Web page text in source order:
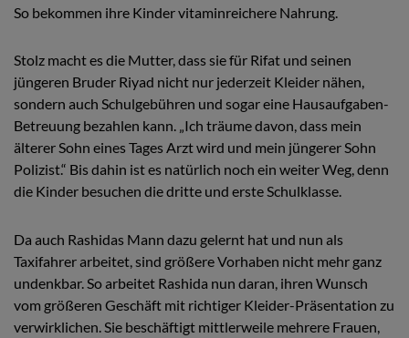
So bekommen ihre Kinder vitaminreichere Nahrung.
Stolz macht es die Mutter, dass sie für Rifat und seinen
jüngeren Bruder Riyad nicht nur jederzeit Kleider nähen,
sondern auch Schulgebühren und sogar eine Hausaufgaben-
Betreuung bezahlen kann. „Ich träume davon, dass mein
älterer Sohn eines Tages Arzt wird und mein jüngerer Sohn
Polizist.“ Bis dahin ist es natürlich noch ein weiter Weg, denn
die Kinder besuchen die dritte und erste Schulklasse.
Da auch Rashidas Mann dazu gelernt hat und nun als
Taxifahrer arbeitet, sind größere Vorhaben nicht mehr ganz
undenkbar. So arbeitet Rashida nun daran, ihren Wunsch
vom größeren Geschäft mit richtiger Kleider-Präsentation zu
verwirklichen. Sie beschäftigt mittlerweile mehrere Frauen,